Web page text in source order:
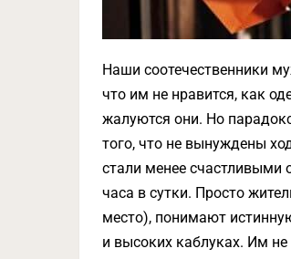
Наши соотечественники
что им не нравится, как
жалуются они. Но
того, что не вынуждены
стали менее счастливыми
часа в сутки. Просто
место), понимают
и высоких каблуках. Им